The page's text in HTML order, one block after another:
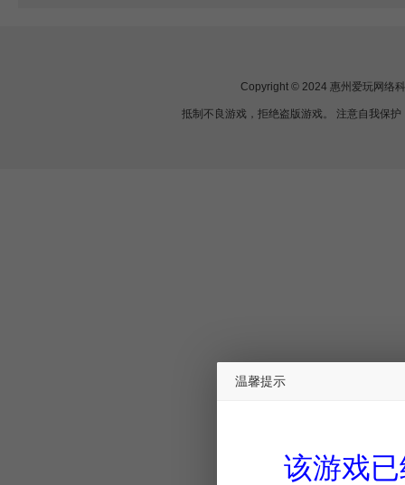
Copyright © 2024 惠州爱玩网络
抵制不良游戏，拒绝盗版游戏。 注意自我保
温馨提示
该游戏